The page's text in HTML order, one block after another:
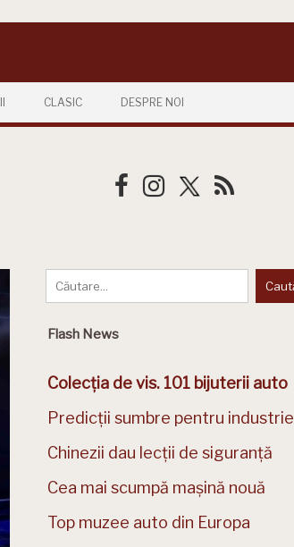
CLASIC DESPRE NOI
Flash News
Colecția de vis. 101 bijuterii auto
Predicții sumbre pentru industrie
Chinezii dau lecții de siguranță
Cea mai scumpă mașină nouă
Top muzee auto din Europa